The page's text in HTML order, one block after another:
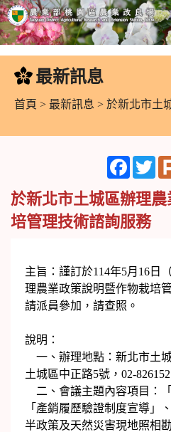
跳
容
最新訊息
首頁 > 最新訊息 > 於新北市土
於新北市土城區辦理
培管理技術諮詢服務
主旨：謹訂於114年5月16日
理農業政策說明暨作物栽培
請派員參加，請查照。
說明：
一、辦理地點：新北市土
土城區中正路5號，02-
二、會議主題內容項目：
「產銷履歷驗證制度宣導」
半政策及天然災害現地照相